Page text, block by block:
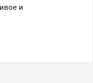
и